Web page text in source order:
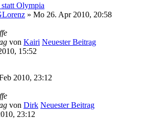
Olympia
» Mo 26. Apr 2010, 20:58
von Kairi Neuester Beitrag
15:52
2010, 23:12
von Dirk Neuester Beitrag
23:12